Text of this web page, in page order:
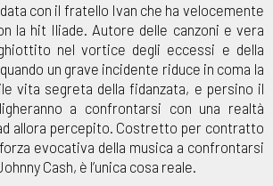
con il fratello Ivan che ha velocemente
la hit Iliade. Autore delle canzoni e vera
nel vortice degli eccessi e della
un grave incidente riduce in coma la
vita segreta della fidanzata, e persino il
a confrontarsi con una realtà
allora percepito. Costretto per contratto
evocativa della musica a confrontarsi
Cash, è l’unica cosa reale.